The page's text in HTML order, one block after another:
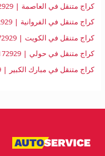
كراج متنقل في العاصمة | 55172929
كراج متنقل في الفروانية | 55172929
كراج متنقل في الكويت | 55172929
كراج متنقل في حولي | 55172929
كراج متنقل في مبارك الكبير | 55172929